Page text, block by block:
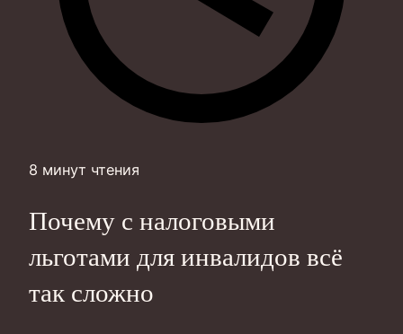
8 минут чтения
Почему с налоговыми
льготами для инвалидов всё
так сложно